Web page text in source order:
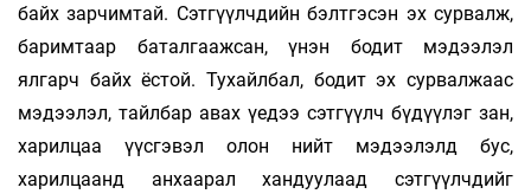
байх зарчимтай. Сэтгүүлчдийн бэлтгэсэн эх сурвалж,
баримтаар баталгаажсан, үнэн бодит мэдээлэл
ялгарч байх ёстой. Тухайлбал, бодит эх сурвалжаас
мэдээлэл, тайлбар авах үедээ сэтгүүлч бүдүүлэг зан,
ха­рилцаа үүсгэвэл олон нийт мэдээлэлд бус,
харилцаанд анхаарал хандуулаад сэтгүүлчдийг